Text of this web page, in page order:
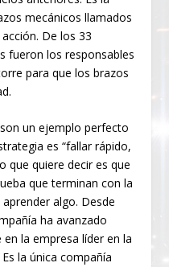
mecánicos llamados
De los 33
fueron los responsables
para que los brazos
un ejemplo perfecto
es “fallar rápido,
que quiere decir es que
que terminan con la
algo. Desde
ha avanzado
la empresa líder en la
la única compañía